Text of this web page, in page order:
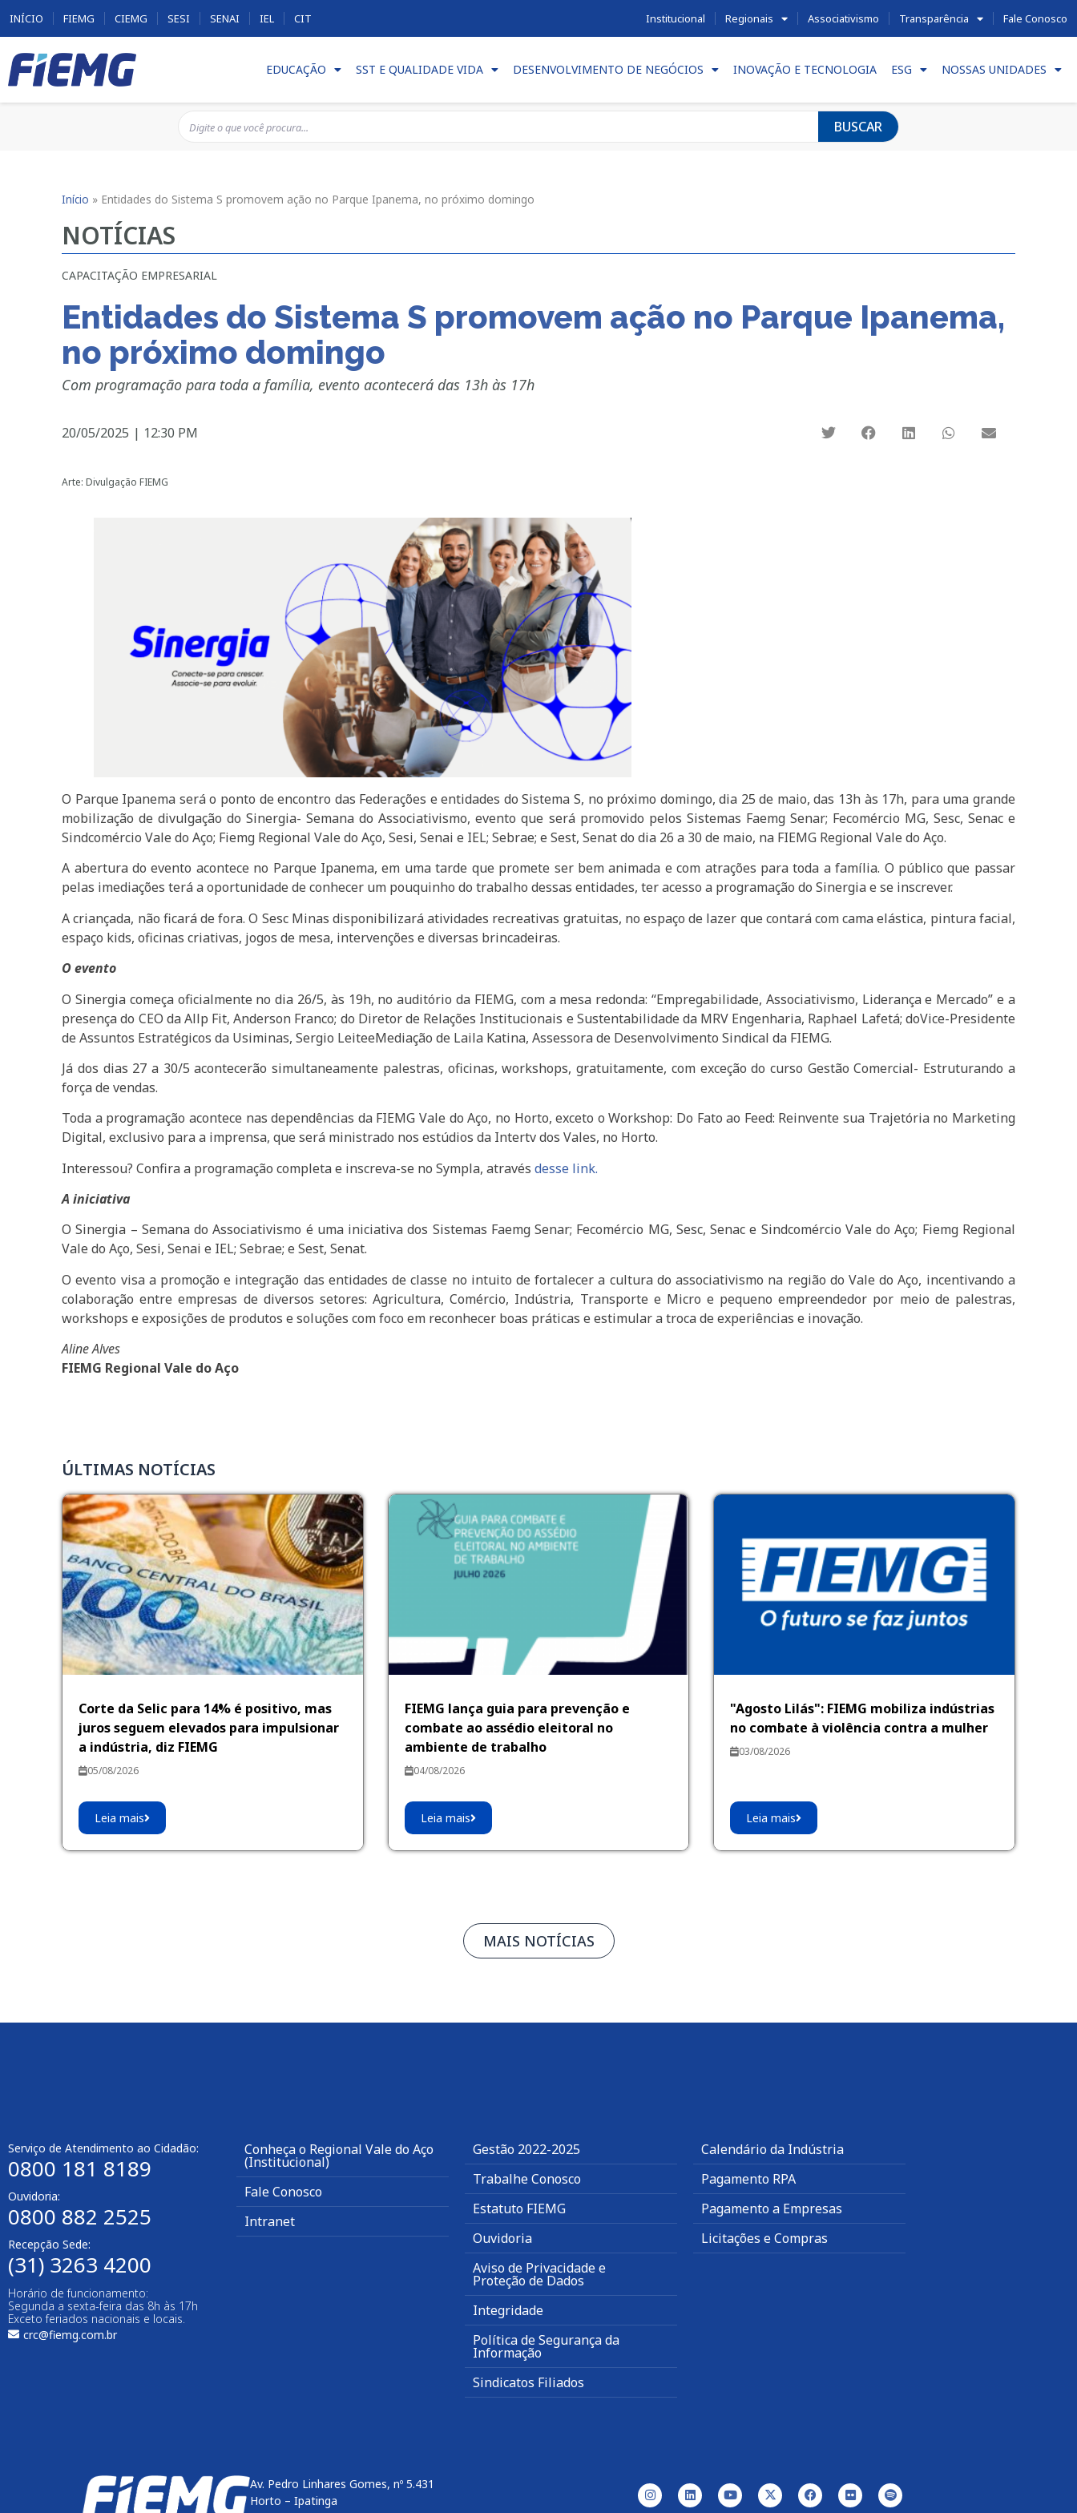
INÍCIO FIEMG CIEMG SESI SENAI IEL CIT Institucional Regionais Associativismo Transparência Fale Conosco
EDUCAÇÃO SST E QUALIDADE VIDA DESENVOLVIMENTO DE NEGÓCIOS INOVAÇÃO E TECNOLOGIA ESG NOSSAS UNIDADES
BUSCAR
Início » Entidades do Sistema S promovem ação no Parque Ipanema, no próximo domingo
NOTÍCIAS
CAPACITAÇÃO EMPRESARIAL
Entidades do Sistema S promovem ação no Parque Ipanema,
no próximo domingo
Com programação para toda a família, evento acontecerá das 13h às 17h
20/05/2025 | 12:30 PM
Arte: Divulgação FIEMG
O Parque Ipanema será o ponto de encontro das Federações e entidades do Sistema S, no próximo domingo, dia 25 de maio, das 13h às 17h, para uma grande
mobilização de divulgação do Sinergia- Semana do Associativismo, evento que será promovido pelos Sistemas Faemg Senar; Fecomércio MG, Sesc, Senac e
Sindcomércio Vale do Aço; Fiemg Regional Vale do Aço, Sesi, Senai e IEL; Sebrae; e Sest, Senat do dia 26 a 30 de maio, na FIEMG Regional Vale do Aço.
A abertura do evento acontece no Parque Ipanema, em uma tarde que promete ser bem animada e com atrações para toda a família. O público que passar
pelas imediações terá a oportunidade de conhecer um pouquinho do trabalho dessas entidades, ter acesso a programação do Sinergia e se inscrever.
A criançada, não ficará de fora. O Sesc Minas disponibilizará atividades recreativas gratuitas, no espaço de lazer que contará com cama elástica, pintura facial,
espaço kids, oficinas criativas, jogos de mesa, intervenções e diversas brincadeiras.
O evento
O Sinergia começa oficialmente no dia 26/5, às 19h, no auditório da FIEMG, com a mesa redonda: “Empregabilidade, Associativismo, Liderança e Mercado” e a
presença do CEO da Allp Fit, Anderson Franco; do Diretor de Relações Institucionais e Sustentabilidade da MRV Engenharia, Raphael Lafetá; doVice-Presidente
de Assuntos Estratégicos da Usiminas, Sergio LeiteeMediação de Laila Katina, Assessora de Desenvolvimento Sindical da FIEMG.
Já dos dias 27 a 30/5 acontecerão simultaneamente palestras, oficinas, workshops, gratuitamente, com exceção do curso Gestão Comercial- Estruturando a
força de vendas.
Toda a programação acontece nas dependências da FIEMG Vale do Aço, no Horto, exceto o Workshop: Do Fato ao Feed: Reinvente sua Trajetória no Marketing
Digital, exclusivo para a imprensa, que será ministrado nos estúdios da Intertv dos Vales, no Horto.
Interessou? Confira a programação completa e inscreva-se no Sympla, atravésdesse link.
A iniciativa
O Sinergia – Semana do Associativismo é uma iniciativa dos Sistemas Faemg Senar; Fecomércio MG, Sesc, Senac e Sindcomércio Vale do Aço; Fiemg Regional
Vale do Aço, Sesi, Senai e IEL; Sebrae; e Sest, Senat.
O evento visa a promoção e integração das entidades de classe no intuito de fortalecer a cultura do associativismo na região do Vale do Aço, incentivando a
colaboração entre empresas de diversos setores: Agricultura, Comércio, Indústria, Transporte e Micro e pequeno empreendedor por meio de palestras,
workshops e exposições de produtos e soluções com foco em reconhecer boas práticas e estimular a troca de experiências e inovação.
Aline Alves
FIEMG Regional Vale do Aço
ÚLTIMAS NOTÍCIAS
Corte da Selic para 14% é positivo, mas
juros seguem elevados para impulsionar
a indústria, diz FIEMG
05/08/2026
Leia mais
FIEMG lança guia para prevenção e
combate ao assédio eleitoral no
ambiente de trabalho
04/08/2026
Leia mais
"Agosto Lilás": FIEMG mobiliza indústrias
no combate à violência contra a mulher
03/08/2026
Leia mais
MAIS NOTÍCIAS
Serviço de Atendimento ao Cidadão:
0800 181 8189
Ouvidoria:
0800 882 2525
Recepção Sede:
(31) 3263 4200
Horário de funcionamento:
Segunda a sexta-feira das 8h às 17h
Exceto feriados nacionais e locais.
crc@fiemg.com.br
Conheça o Regional Vale do Aço
(Institucional)
Fale Conosco
Intranet
Gestão 2022-2025
Trabalhe Conosco
Estatuto FIEMG
Ouvidoria
Aviso de Privacidade e
Proteção de Dados
Integridade
Política de Segurança da
Informação
Sindicatos Filiados
Calendário da Indústria
Pagamento RPA
Pagamento a Empresas
Licitações e Compras
Av. Pedro Linhares Gomes, nº 5.431
Horto – Ipatinga